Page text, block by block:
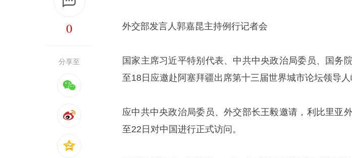
0
分享至
外交部发言人郭嘉昆主持例行记者会
国家主席习近平特别代表、中共中央政治局委员、国务
至18日应邀赴阿塞拜疆出席第十三届世界城市论坛领导人
应中共中央政治局委员、外交部长王毅邀请，利比里亚
至22日对中国进行正式访问。